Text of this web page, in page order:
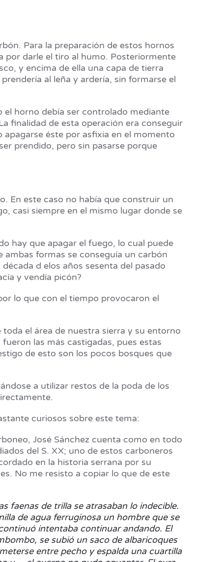
Para la preparación de estos hornos
por darle el tiro al humo. Posteriormente
y encima de ella una capa de tierra
al leña y ardería, sin formarse el
el horno debía ser controlado mediante
finalidad de esta operación era conseguir
éste por asfixia en el momento
prendido, pero sin pasarse porque
En este caso no había que construir un
casi siempre en el mismo lugar donde se
hay que apagar el fuego, lo cual puede
formas se conseguía un carbón
d elos años sesenta del pasado
y vendía picón?
lo que con el tiempo provocaron el
el área de nuestra sierra y su entorno
las más castigadas, pues estas
de esto son los pocos bosques que
a utilizar restos de la poda de los
curiosos sobre este tema:
José Sánchez cuenta como en todo
del S. XX; uno de estos carboneros
en la historia serrana por su
No me resisto a copiar lo que de este
faenas de trilla se atrasaban lo indecible.
de agua ferruginosa un hombre que se
intentaba continuar andando. El
se subió un saco de albaricoques
entre pecho y espalda una cuartilla